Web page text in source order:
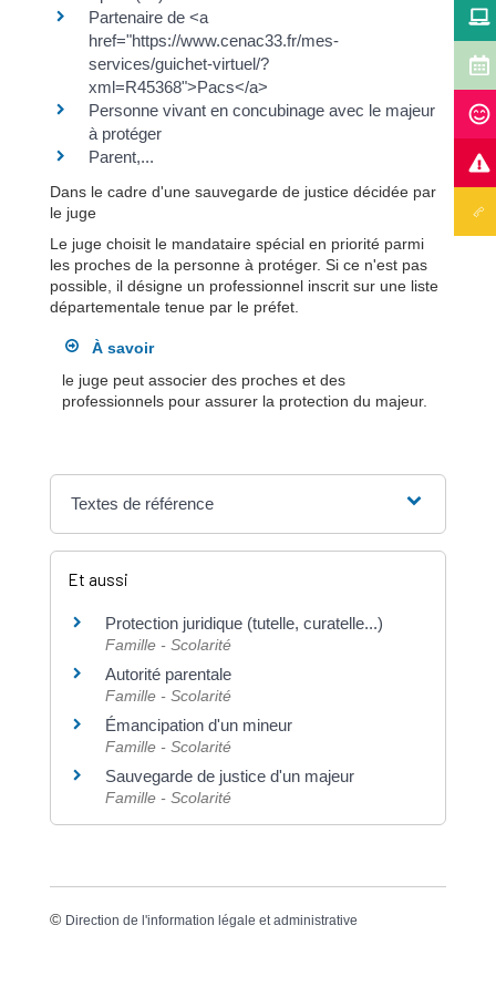
Partenaire de <a
href="https://www.cenac33.fr/mes-
services/guichet-virtuel/?
xml=R45368">Pacs</a>
Personne vivant en concubinage avec le majeur
à protéger
Parent,...
Dans le cadre d'une sauvegarde de justice décidée par
le juge
Le juge choisit le mandataire spécial en priorité parmi
les proches de la personne à protéger. Si ce n'est pas
possible, il désigne un professionnel inscrit sur une liste
départementale tenue par le préfet.
À savoir
le juge peut associer des proches et des
professionnels pour assurer la protection du majeur.
Textes de référence
Et aussi
Protection juridique (tutelle, curatelle...)
Famille - Scolarité
Autorité parentale
Famille - Scolarité
Émancipation d'un mineur
Famille - Scolarité
Sauvegarde de justice d'un majeur
Famille - Scolarité
© Direction de l'information légale et administrative